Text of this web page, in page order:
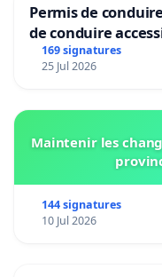
Permis de
de conduire
Bruxelles
169 signatures
25 Jul 2026
Maintenir les
144 signatures
10 Jul 2026